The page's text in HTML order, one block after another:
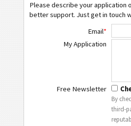
Please describe your application
better support. Just get in touch
Email*
My Application
Free Newsletter
By
third-